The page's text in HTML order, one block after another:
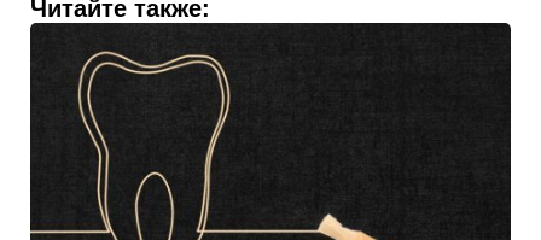
Читайте также: